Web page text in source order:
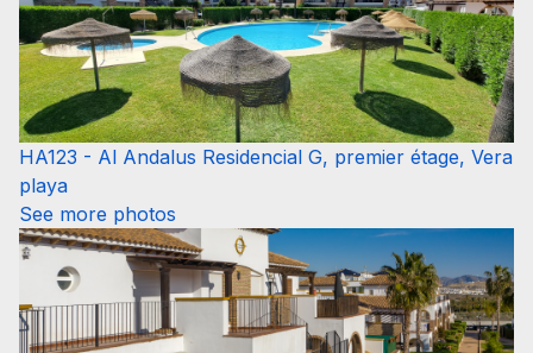
HA123 - Al Andalus Residencial G, premier étage, Vera
playa
See more photos